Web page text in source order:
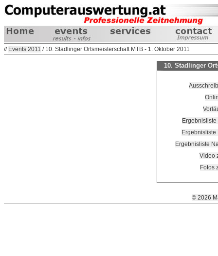
// Events 2011 / 10. Stadlinger Ortsmeisterschaft MTB - 1. Oktober 2011
10. Stadlinger
Ergebnisliste
Ergebnisliste
Video
Fotos
© 2026